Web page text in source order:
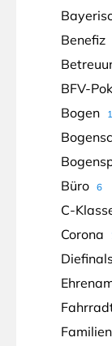
Benefiz
BFV-
Bogen 1
Büro 6
C-
Corona
Diefinals
Familien